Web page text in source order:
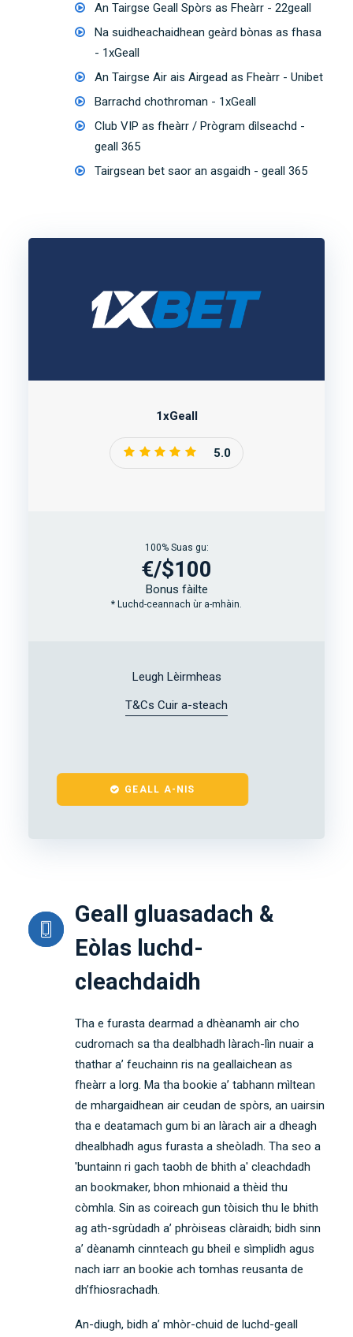
An Tairgse Geall Spòrs as Fheàrr - 22geall
Na suidheachaidhean geàrd bònas as fhasa
- 1xGeall
An Tairgse Air ais Airgead as Fheàrr - Unibet
Barrachd chothroman - 1xGeall
Club VIP as fheàrr / Prògram dìlseachd -
geall 365
Tairgsean bet saor an asgaidh - geall 365
1xGeall
5.0
100% Suas gu:
€/$100
Bonus fàilte
* Luchd-ceannach ùr a-mhàin.
Leugh Lèirmheas
T&Cs Cuir a-steach
GEALL A-NIS
Geall gluasadach &
Eòlas luchd-
cleachdaidh
Tha e furasta dearmad a dhèanamh air cho
cudromach sa tha dealbhadh làrach-lìn nuair a
thathar a’ feuchainn ris na geallaichean as
fheàrr a lorg. Ma tha bookie a’ tabhann mìltean
de mhargaidhean air ceudan de spòrs, an uairsin
tha e deatamach gum bi an làrach air a dheagh
dhealbhadh agus furasta a sheòladh. Tha seo a
'buntainn ri gach taobh de bhith a' cleachdadh
an bookmaker, bhon mhionaid a thèid thu
còmhla. Sin as coireach gun tòisich thu le bhith
ag ath-sgrùdadh a’ phròiseas clàraidh; bidh sinn
a’ dèanamh cinnteach gu bheil e sìmplidh agus
nach iarr an bookie ach tomhas reusanta de
dh’fhiosrachadh.
An-diugh, bidh a’ mhòr-chuid de luchd-geall